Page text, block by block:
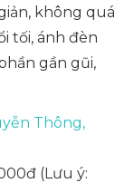
không quá
tối, ánh đèn
gần gũi,
Thông,
(Lưu ý: